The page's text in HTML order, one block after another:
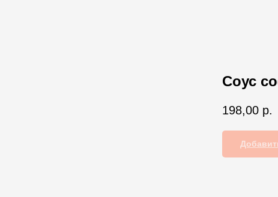
Соус
198,00 р.